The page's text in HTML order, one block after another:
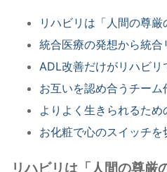
リハビリは「人間の尊厳
統合医療の発想から統合
ADL改善だけがリハビリ
お互いを認め合うチーム
よりよく生きられるため
お化粧で心のスイッチを
リハビリは「人間の尊厳